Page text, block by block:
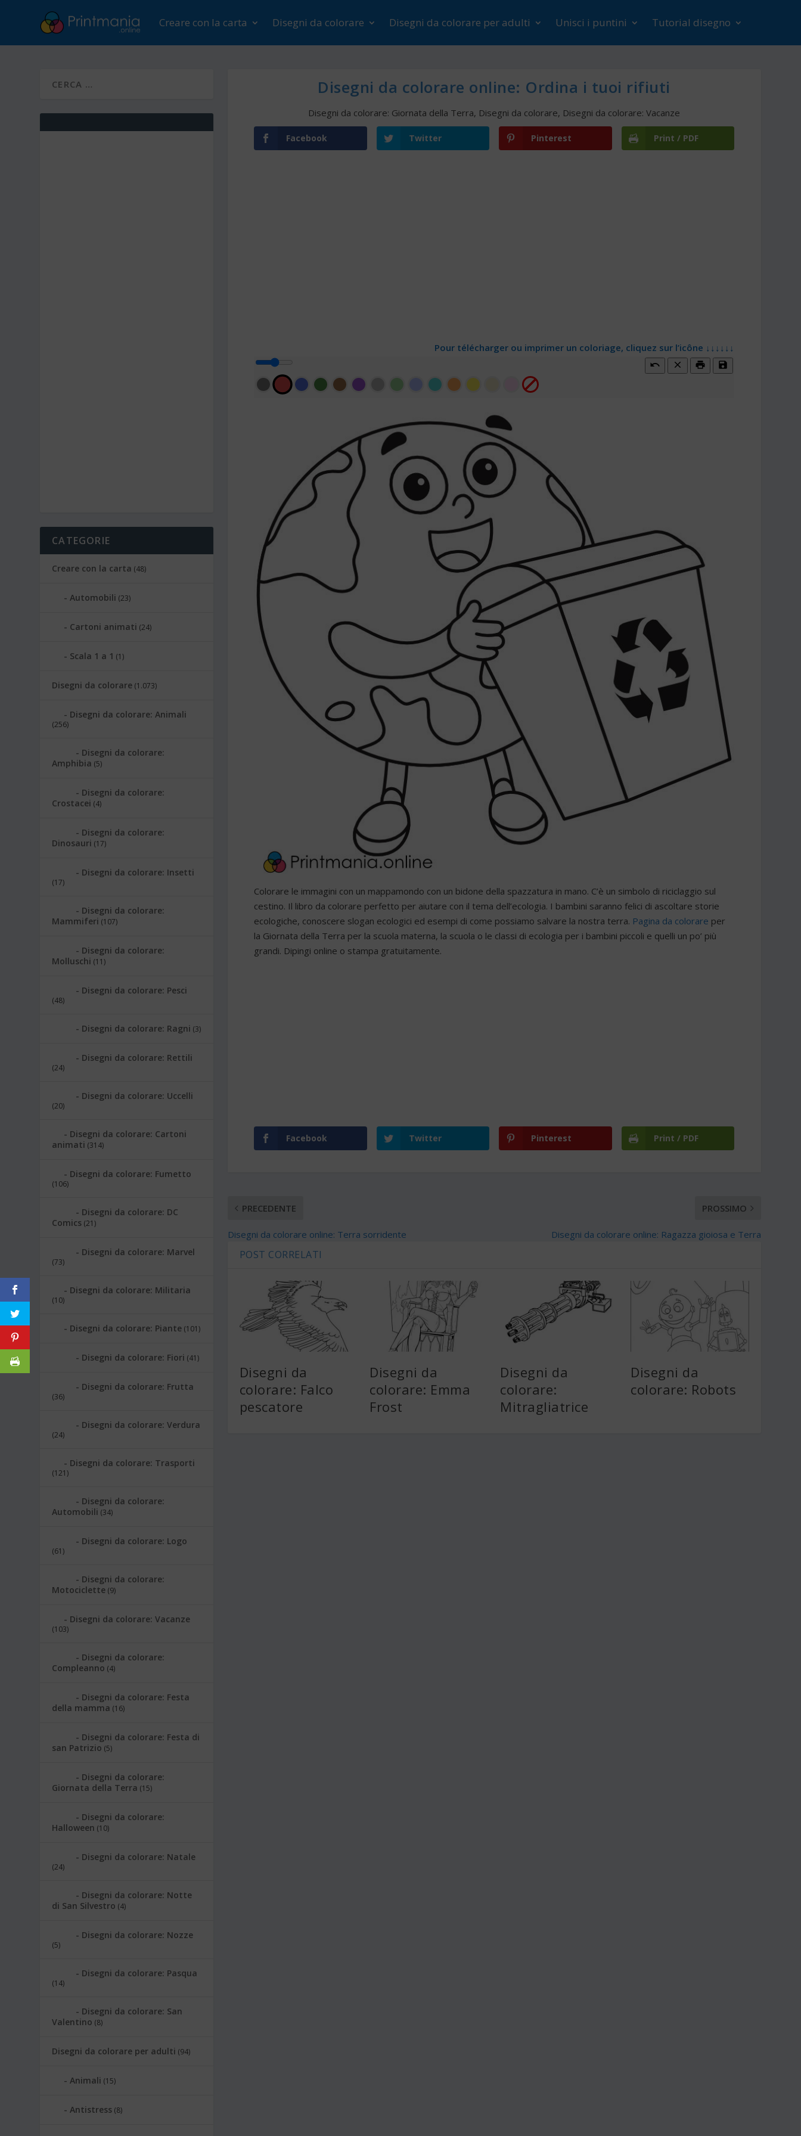
Creare con la carta Disegni da colorare Disegni da colorare per adulti Unisci i puntini Tutorial disegno
Disegni da colorare online: Ordina i tuoi rifiuti
Disegni da colorare: Giornata della Terra, Disegni da colorare, Disegni da colorare: Vacanze
Facebook Twitter Pinterest Print / PDF
Pour télécharger ou imprimer un coloriage, cliquez sur l’icône ↓↓↓↓↓↓
Colorare le immagini con un mappamondo con un bidone della spazzatura in mano. C’è un simbolo di riciclaggio sul
cestino. Il libro da colorare perfetto per aiutare con il tema dell’ecologia. I bambini saranno felici di ascoltare storie
ecologiche, conoscere slogan ecologici ed esempi di come possiamo salvare la nostra terra. Pagina da colorare per
la Giornata della Terra per la scuola materna, la scuola o le classi di ecologia per i bambini piccoli e quelli un po’ più
grandi. Dipingi online o stampa gratuitamente.
Facebook Twitter Pinterest Print / PDF
PRECEDENTE
Disegni da colorare online: Terra sorridente
PROSSIMO
Disegni da colorare online: Ragazza gioiosa e Terra
POST CORRELATI
Disegni da
colorare: Falco
pescatore
Disegni da
colorare: Emma
Frost
Disegni da
colorare:
Mitragliatrice
Disegni da
colorare: Robots
CATEGORIE
Creare con la carta (48)
Automobili (23)
Cartoni animati (24)
Scala 1 a 1 (1)
Disegni da colorare (1.073)
Disegni da colorare: Animali
(256)
Disegni da colorare:
Amphibia (5)
Disegni da colorare:
Crostacei (4)
Disegni da colorare:
Dinosauri (17)
Disegni da colorare: Insetti
(17)
Disegni da colorare:
Mammiferi (107)
Disegni da colorare:
Molluschi (11)
Disegni da colorare: Pesci
(48)
Disegni da colorare: Ragni (3)
Disegni da colorare: Rettili
(24)
Disegni da colorare: Uccelli
(20)
Disegni da colorare: Cartoni
animati (314)
Disegni da colorare: Fumetto
(106)
Disegni da colorare: DC
Comics (21)
Disegni da colorare: Marvel
(73)
Disegni da colorare: Militaria
(10)
Disegni da colorare: Piante (101)
Disegni da colorare: Fiori (41)
Disegni da colorare: Frutta
(36)
Disegni da colorare: Verdura
(24)
Disegni da colorare: Trasporti
(121)
Disegni da colorare:
Automobili (34)
Disegni da colorare: Logo
(61)
Disegni da colorare:
Motociclette (9)
Disegni da colorare: Vacanze
(103)
Disegni da colorare:
Compleanno (4)
Disegni da colorare: Festa
della mamma (16)
Disegni da colorare: Festa di
san Patrizio (5)
Disegni da colorare:
Giornata della Terra (15)
Disegni da colorare:
Halloween (10)
Disegni da colorare: Natale
(24)
Disegni da colorare: Notte
di San Silvestro (4)
Disegni da colorare: Nozze
(5)
Disegni da colorare: Pasqua
(14)
Disegni da colorare: San
Valentino (8)
Disegni da colorare per adulti (94)
Animali (15)
Antistress (8)